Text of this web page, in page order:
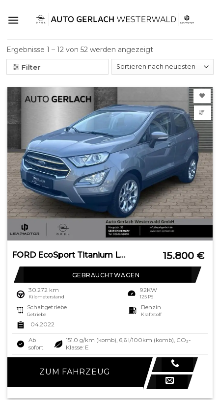
Filter
Ergebnisse 1 – 12 von 52 werden angezeigt
FORD EcoSport Titanium LED ACC Apple CarPlay Android 15.800 €
GEBRAUCHTWAGEN
30.272 km
Kilometerstand
92KW
125 PS
Schaltgetriebe
Getriebe
Benzin
Kraftstoff
04.2022
Ab
sofort
151.0 g/km (komb), 6,6 l/100km (komb), CO₂-
Klasse: E
ZUM FAHRZEUG